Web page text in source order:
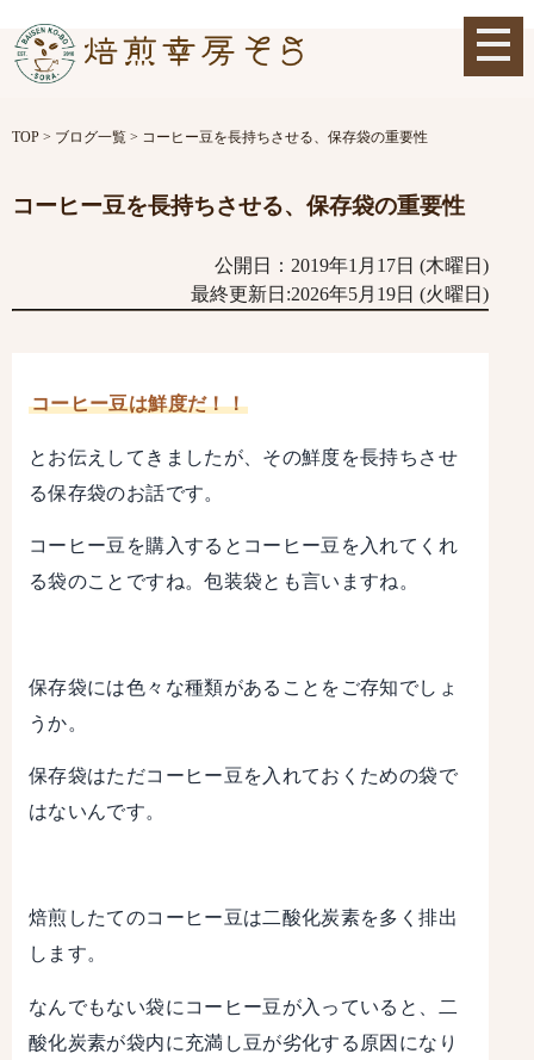
TOP > ブログ一覧 > コーヒー豆を長持ちさせる、保存袋の重要性
コーヒー豆を長持ちさせる、保存袋の重要性
公開日：2019年1月17日 (木曜日)
最終更新日:2026年5月19日 (火曜日)
コーヒー豆は鮮度だ！！
とお伝えしてきましたが、その鮮度を長持ちさせ
る保存袋のお話です。
コーヒー豆を購入するとコーヒー豆を入れてくれ
る袋のことですね。包装袋とも言いますね。
保存袋には色々な種類があることをご存知でしょ
うか。
保存袋はただコーヒー豆を入れておくための袋で
はないんです。
焙煎したてのコーヒー豆は二酸化炭素を多く排出
します。
なんでもない袋にコーヒー豆が入っていると、二
酸化炭素が袋内に充満し豆が劣化する原因になり